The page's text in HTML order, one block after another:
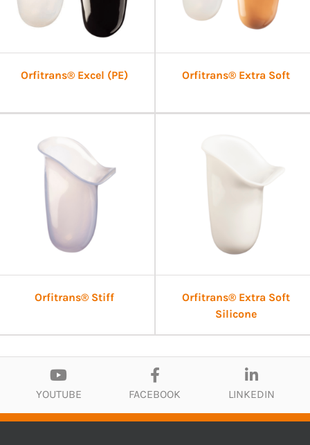
Orfitrans® Excel (PE) Orfitrans® Extra Soft
Orfitrans® Stiff
Orfitrans® Extra Soft
Silicone
YOUTUBE FACEBOOK LINKEDIN